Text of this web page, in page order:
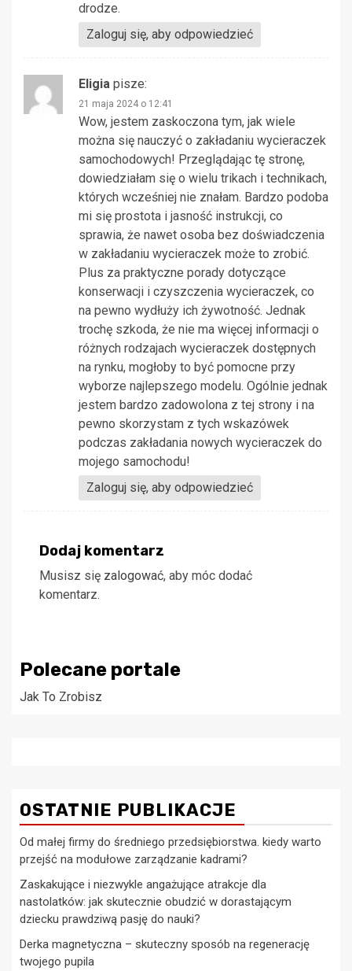
drodze.
Zaloguj się, aby odpowiedzieć
Eligia pisze:
21 maja 2024 o 12:41
Wow, jestem zaskoczona tym, jak wiele
można się nauczyć o zakładaniu wycieraczek
samochodowych! Przeglądając tę stronę,
dowiedziałam się o wielu trikach i technikach,
których wcześniej nie znałam. Bardzo podoba
mi się prostota i jasność instrukcji, co
sprawia, że nawet osoba bez doświadczenia
w zakładaniu wycieraczek może to zrobić.
Plus za praktyczne porady dotyczące
konserwacji i czyszczenia wycieraczek, co
na pewno wydłuży ich żywotność. Jednak
trochę szkoda, że nie ma więcej informacji o
różnych rodzajach wycieraczek dostępnych
na rynku, mogłoby to być pomocne przy
wyborze najlepszego modelu. Ogólnie jednak
jestem bardzo zadowolona z tej strony i na
pewno skorzystam z tych wskazówek
podczas zakładania nowych wycieraczek do
mojego samochodu!
Zaloguj się, aby odpowiedzieć
Dodaj komentarz
Musisz się zalogować, aby móc dodać
komentarz.
Polecane portale
Jak To Zrobisz
OSTATNIE PUBLIKACJE
Od małej firmy do średniego przedsiębiorstwa. kiedy warto
przejść na modułowe zarządzanie kadrami?
Zaskakujące i niezwykle angażujące atrakcje dla
nastolatków: jak skutecznie obudzić w dorastającym
dziecku prawdziwą pasję do nauki?
Derka magnetyczna – skuteczny sposób na regenerację
twojego pupila